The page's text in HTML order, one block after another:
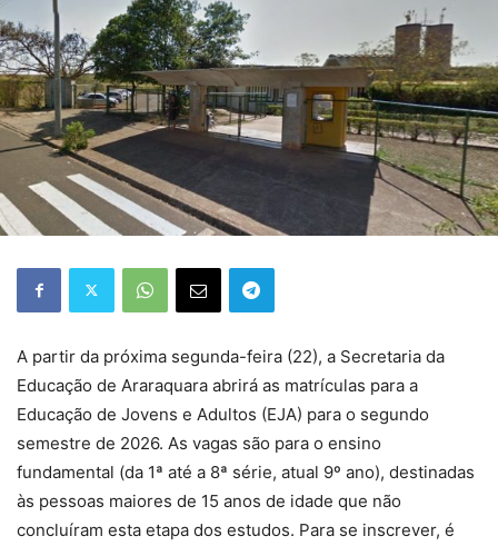
A partir da próxima segunda-feira (22), a Secretaria da
Educação de Araraquara abrirá as matrículas para a
Educação de Jovens e Adultos (EJA) para o segundo
semestre de 2026. As vagas são para o ensino
fundamental (da 1ª até a 8ª série, atual 9º ano), destinadas
às pessoas maiores de 15 anos de idade que não
concluíram esta etapa dos estudos. Para se inscrever, é